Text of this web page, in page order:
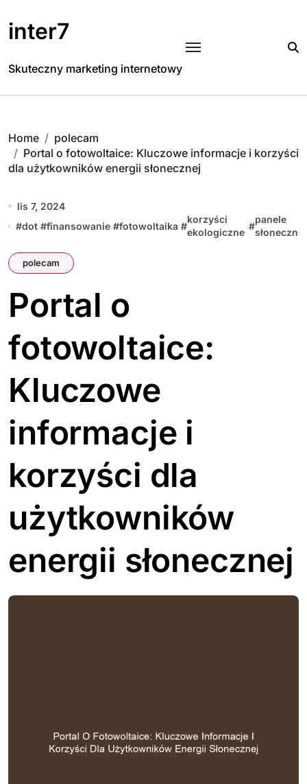
to
content
inter7
Skuteczny marketing internetowy
Home
polecam
Portal o fotowoltaice: Kluczowe informacje i korzyści
dla użytkowników energii słonecznej
lis 7, 2024
#dot #finansowanie #fotowoltaika #
korzyści
ekologiczne
#
panele
słoneczne
polecam
Portal o
fotowoltaice:
Kluczowe
informacje i
korzyści dla
użytkowników
energii słonecznej